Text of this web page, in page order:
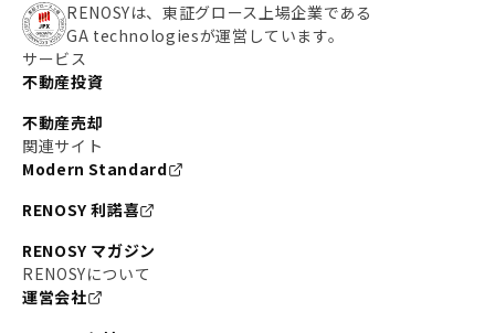
RENOSYは、東証グロース上場企業である
GA technologiesが運営しています。
サービス
不動産投資
不動産売却
関連サイト
Modern Standard
RENOSY 利諾喜
RENOSY マガジン
RENOSYについて
運営会社